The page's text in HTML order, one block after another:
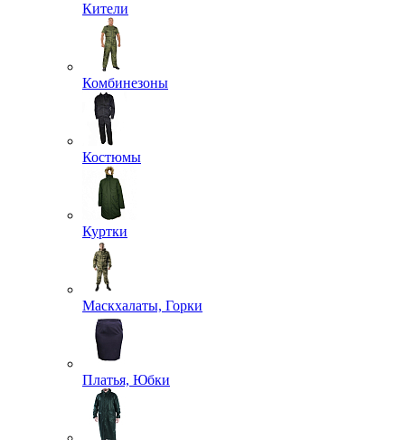
Кители
Комбинезоны
Костюмы
Куртки
Маскхалаты, Горки
Платья, Юбки